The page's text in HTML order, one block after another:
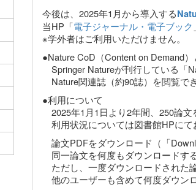
今後は、2025年1月から導入する
当HP「電子ジャーナル・電子ブック
※学外者はご利用いただけません。
●Nature CoD（Content on Demand）
Springer Natureが刊行している「
Nature関連誌（約90誌）を閲覧で
●利用について
2025年1月1日より2年間、250論文
利用状況については図書館HPにて
論文PDFをダウンロード（「
同一論文を何度もダウンロードす
ただし、一度ダウンロードされた
他のユーザーも含めて何度ダウン